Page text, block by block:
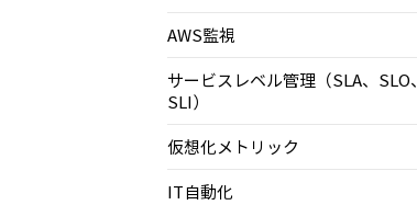
AWS監視
サービスレベル管理（SLA、SLO、
SLI）
仮想化メトリック
IT自動化